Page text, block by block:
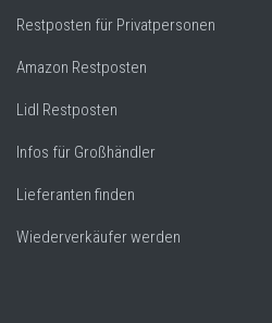
Restposten für Privatpersonen
Amazon Restposten
Lidl Restposten
Infos für Großhändler
Lieferanten finden
Wiederverkäufer werden